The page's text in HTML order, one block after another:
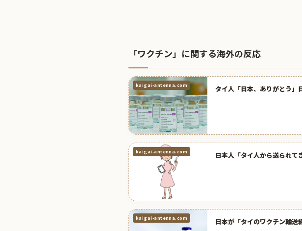
「ワクチン」に関する海外の反応
kaigai-antenna.com タイ人「日本、ありがとう」
kaigai-antenna.com 日本人「タイ人から送られて
kaigai-antenna.com 日本が「タイのワクチン輸送